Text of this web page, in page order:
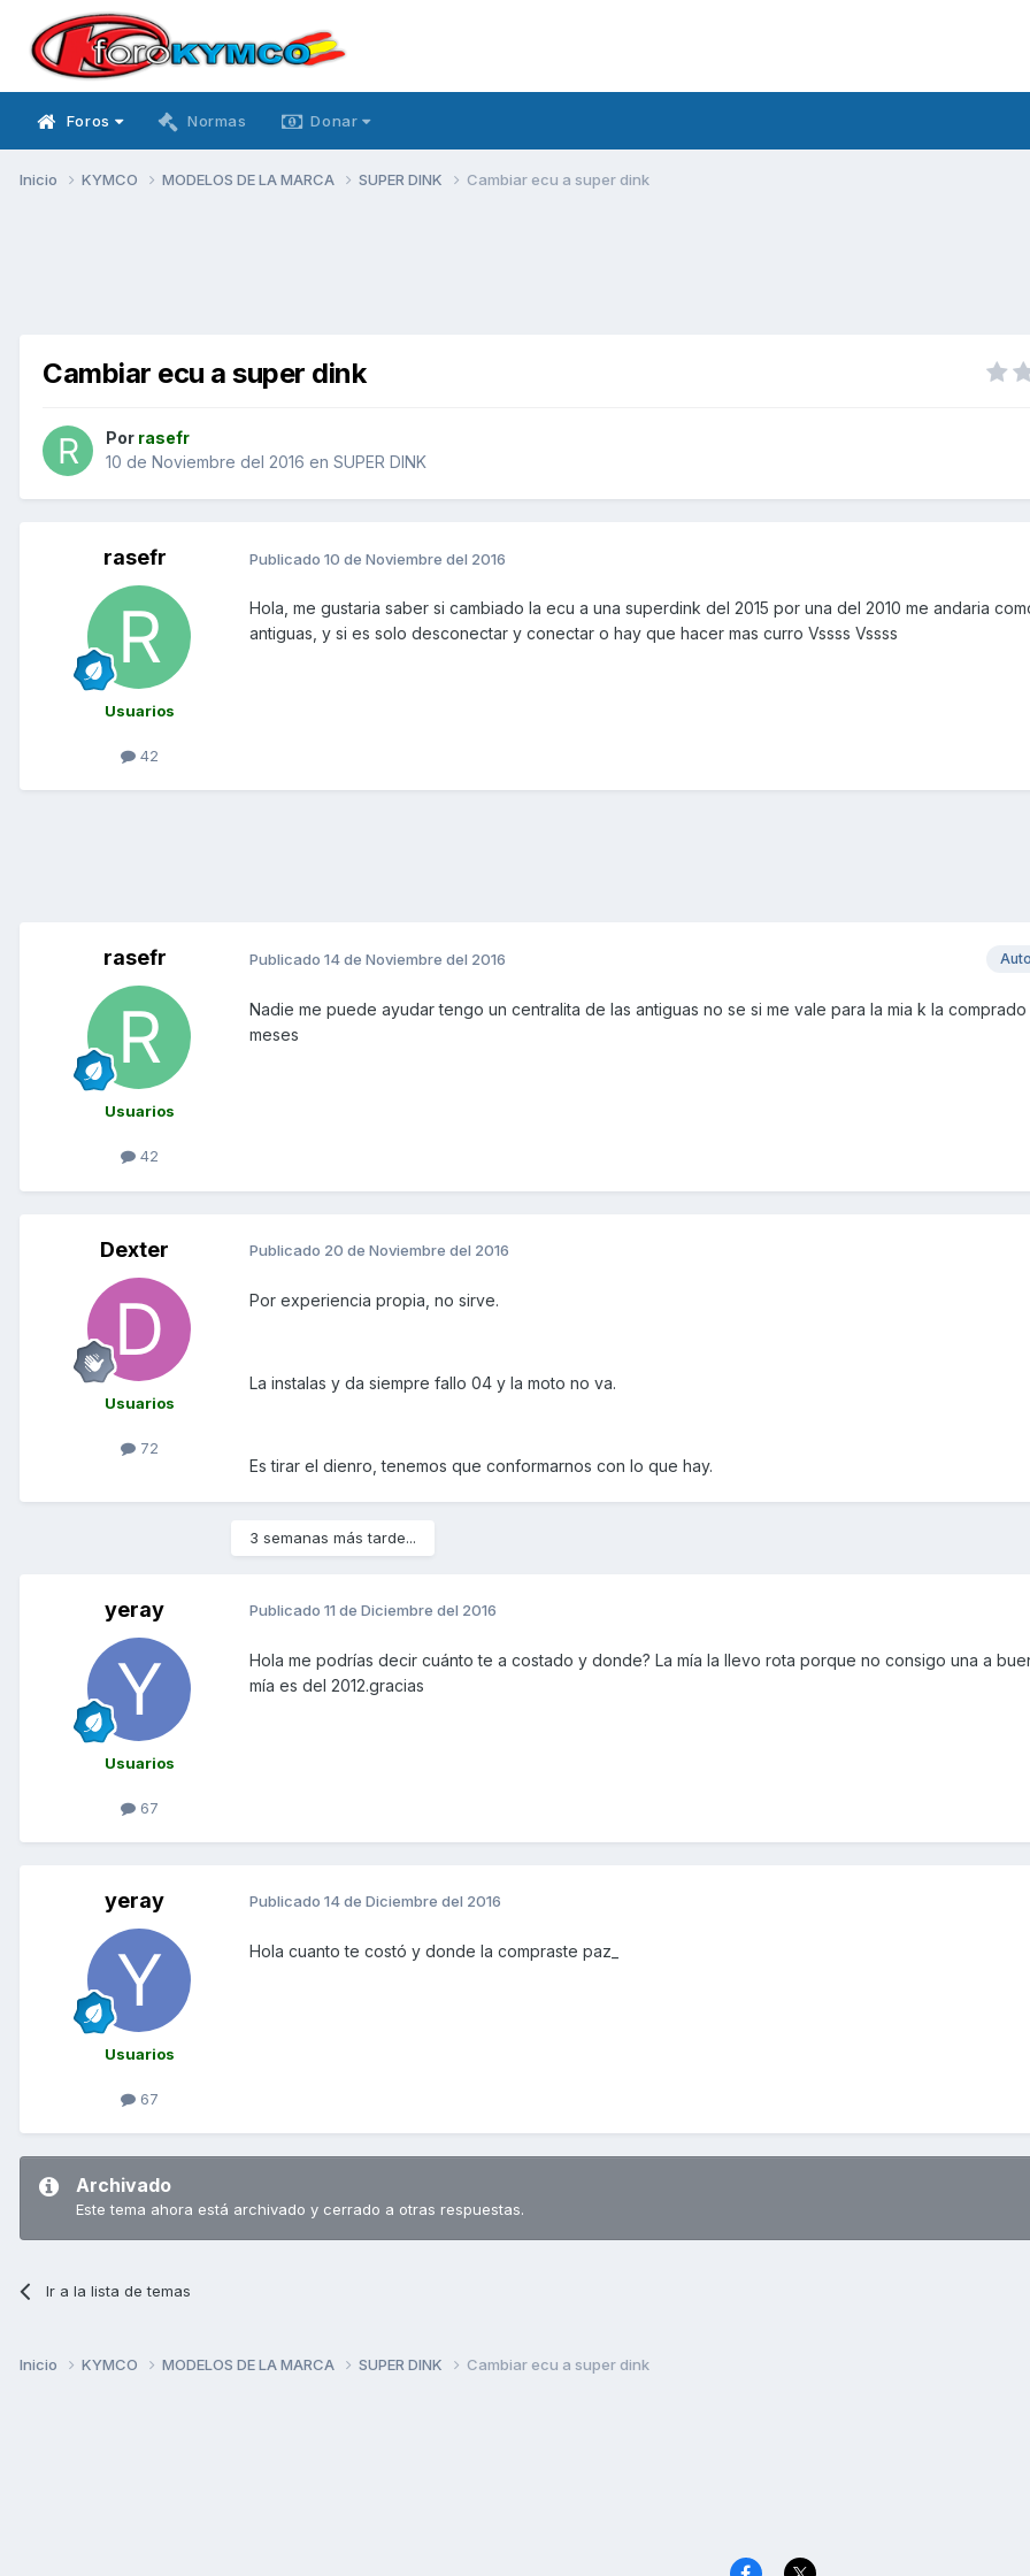
Foros Normas Donar
Inicio KYMCO MODELOS DE LA MARCA SUPER DINK Cambiar ecu a super dink
Cambiar ecu a super dink
Por rasefr
10 de Noviembre del 2016 en SUPER DINK
rasefr
Usuarios
42
Publicado 10 de Noviembre del 2016
Hola, me gustaria saber si cambiado la ecu a una superdink del 2015 por una del 2010 me andaria
antiguas, y si es solo desconectar y conectar o hay que hacer mas curro Vssss Vssss
rasefr
Usuarios
42
Publicado 14 de Noviembre del 2016
Nadie me puede ayudar tengo un centralita de las antiguas no se si me vale para la mia k la comprado
meses
Dexter
Usuarios
72
Publicado 20 de Noviembre del 2016
Por experiencia propia, no sirve.
La instalas y da siempre fallo 04 y la moto no va.
Es tirar el dienro, tenemos que conformarnos con lo que hay.
3 semanas más tarde...
yeray
Usuarios
67
Publicado 11 de Diciembre del 2016
Hola me podrías decir cuánto te a costado y donde? La mía la llevo rota porque no consigo una a
mía es del 2012.gracias
yeray
Usuarios
67
Publicado 14 de Diciembre del 2016
Hola cuanto te costó y donde la compraste paz_
Archivado
Este tema ahora está archivado y cerrado a otras respuestas.
Ir a la lista de temas
Inicio KYMCO MODELOS DE LA MARCA SUPER DINK Cambiar ecu a super dink